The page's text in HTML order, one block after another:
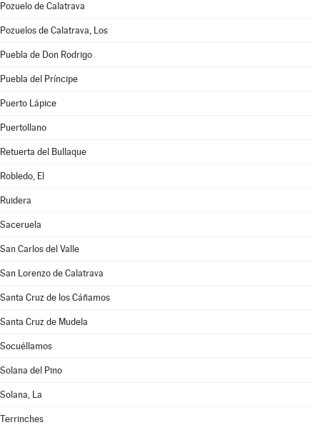
Pozuelo de Calatrava
Pozuelos de Calatrava, Los
Puebla de Don Rodrigo
Puebla del Príncipe
Puerto Lápice
Puertollano
Retuerta del Bullaque
Robledo, El
Ruidera
Saceruela
San Carlos del Valle
San Lorenzo de Calatrava
Santa Cruz de los Cáñamos
Santa Cruz de Mudela
Socuéllamos
Solana del Pino
Solana, La
Terrinches